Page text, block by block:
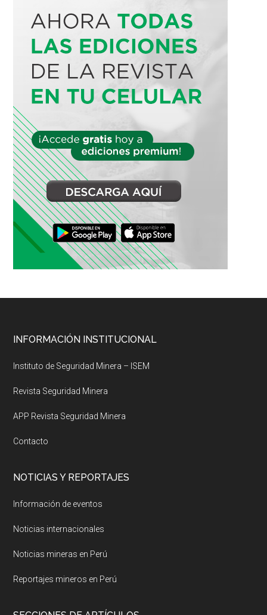
Footer
INFORMACIÓN INSTITUCIONAL
Instituto de Seguridad Minera – ISEM
Revista Seguridad Minera
APP Revista Seguridad Minera
Contacto
NOTICIAS Y REPORTAJES
Información de eventos
Noticias internacionales
Noticias mineras en Perú
Reportajes mineros en Perú